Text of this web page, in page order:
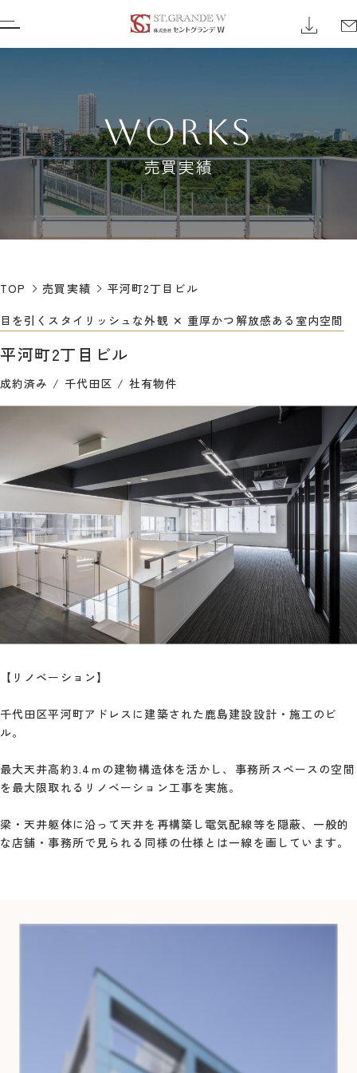
WORKS
売買実績
TOP 売買実績
平河町2丁目ビル
目を引くスタイリッシュな外観 ✕ 重厚かつ解放感ある室内空間
平河町2丁目ビル
成約済み 千代田区 社有物件
【リノベーション】
千代田区平河町アドレスに建築された鹿島建設設計・施工のビ
ル。
最大天井高約3.4ｍの建物構造体を活かし、事務所スペースの空間
を最大限取れるリノベーション工事を実施。
梁・天井躯体に沿って天井を再構築し電気配線等を隠蔽、一般的
な店舗・事務所で見られる同様の仕様とは一線を画しています。